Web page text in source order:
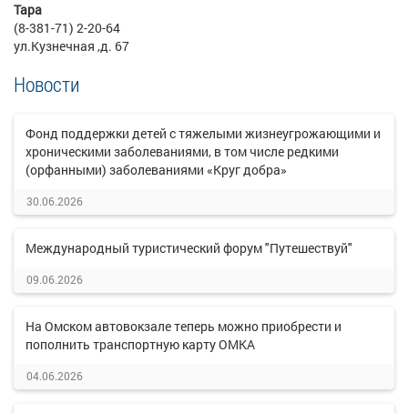
Тара
(8-381-71) 2-20-64
ул.Кузнечная ,д. 67
Новости
Фонд поддержки детей с тяжелыми жизнеугрожающими и
хроническими заболеваниями, в том числе редкими
(орфанными) заболеваниями «Круг добра»
30.06.2026
Международный туристический форум "Путешествуй"
09.06.2026
На Омском автовокзале теперь можно приобрести и
пополнить транспортную карту ОМКА
04.06.2026